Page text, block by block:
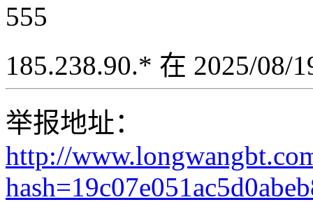
555
185.238.90.* 在 2025/08/
举报地址：
http://